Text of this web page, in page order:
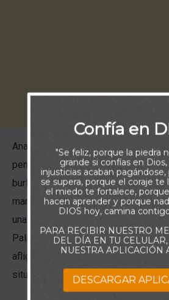
Ana era estéril. Además de no
pena de una rival, si podía llamarse
burlaba constantemente de ella. A
marido, Ana, a causa de toda la
una depresión profunda, lloraba,
Palabra, desoladamente. Su alma
afligida. ¿Cuántos de nosotros no
situaciones como ésta?
Confía en
"Se feliz, porque la piedra
grande si confías en
injusticias acaban
se supera, porque el coraje te
el miedo te fortalece,
hacen aprender y porque
DIOS hoy, camina
PARA RECIBIR NUESTRO
DEL DÍA EN TU
NUESTRA APLICACIÓN
DESCARGAR